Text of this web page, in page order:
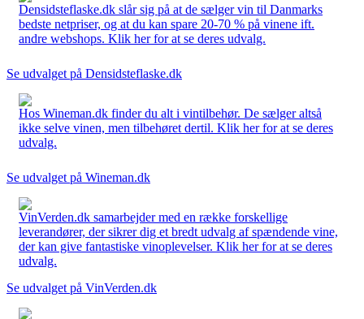
Densidsteflaske.dk slår sig på at de sælger vin til Danmarks
bedste netpriser, og at du kan spare 20-70 % på vinene ift.
andre webshops. Klik her for at se deres udvalg.
Se udvalget på Densidsteflaske.dk
Hos Wineman.dk finder du alt i vintilbehør. De sælger altså
ikke selve vinen, men tilbehøret dertil. Klik her for at se deres
udvalg.
Se udvalget på Wineman.dk
VinVerden.dk samarbejder med en række forskellige
leverandører, der sikrer dig et bredt udvalg af spændende vine,
der kan give fantastiske vinoplevelser. Klik her for at se deres
udvalg.
Se udvalget på VinVerden.dk